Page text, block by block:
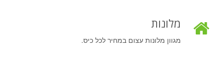
מלונות
מגוון מלונות עצום במחיר לכל כיס.